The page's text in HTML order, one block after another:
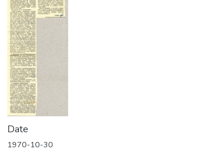
Date
1970-10-30